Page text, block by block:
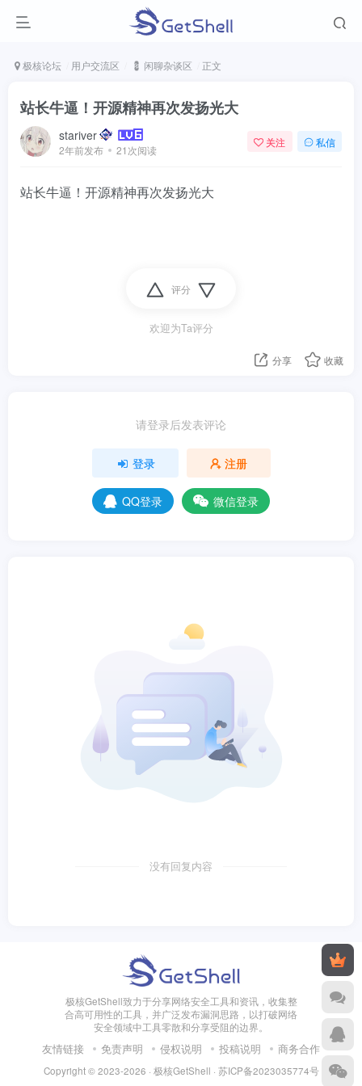
极核论坛 用户交流区 💈 闲聊杂谈区 正文
站长牛逼！开源精神再次发扬光大
stariver
2年前发布 21次阅读
关注 私信
站长牛逼！开源精神再次发扬光大
评分
欢迎为Ta评分
分享 收藏
请登录后发表评论
登录 注册
QQ登录 微信登录
没有回复内容
极核GetShell致力于分享网络安全工具和资讯，收集整
合高可用性的工具，并广泛发布漏洞思路，以打破网络
安全领域中工具零散和分享受阻的边界。
友情链接 免责声明 侵权说明 投稿说明 商务合作
Copyright © 2023-2026 · 极核GetShell · 苏ICP备2023035774号